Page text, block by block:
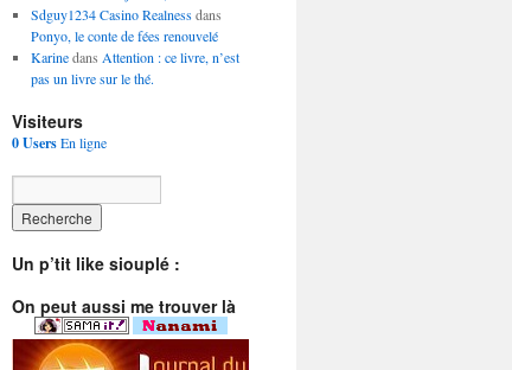
Sdguy1234 Casino Realnessdans
Ponyo, le conte de fées renouvelé
Karinedans Attention : ce livre, n’est
pas un livre sur le thé.
Visiteurs
0 UsersEn ligne
Un p’tit like siouplé :
On peut aussi me trouver là